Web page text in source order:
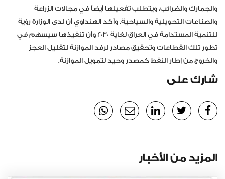
والجمارك والضرائب، ويتطلب تفعيلها أيضاً في مجالات الزراعة
والصناعات التحويلية والسياحية. وأكد الهنداوي أن لدى الوزارة رؤية
للتنمية المستدامة في العراق لغاية 2030 وأن تنفيذها سيسهم في
تطور تلك القطاعات وتحقيق مصادر لرفد الموازنة لتقليل العجز
والخروج من إطار النفط كمصدر وحيد لتمويل الموازنة.
شارك على
المزيد من الأخبار